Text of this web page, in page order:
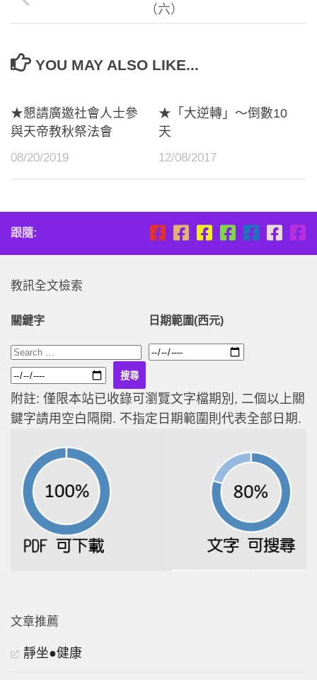
（六）
YOU MAY ALSO LIKE...
★懇請廣邀社會人士參
與天帝教秋祭法會
08/20/2019
★「大逆轉」～倒數10
天
12/08/2017
跟隨:
教訊全文檢索
關鍵字 日期範圍(西元)
附註: 僅限本站已收錄可瀏覽文字檔期別, 二個以上關
鍵字請用空白隔開. 不指定日期範圍則代表全部日期.
文章推薦
靜坐●健康